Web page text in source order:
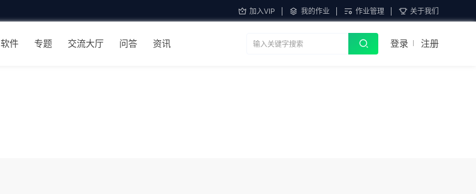
加入VIP 我的作业 作业管理 关于我们
软件 专题 交流大厅 问答 资讯 登录 注册